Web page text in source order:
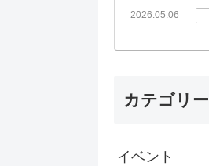
2026.05.06
カテゴリー
イベント